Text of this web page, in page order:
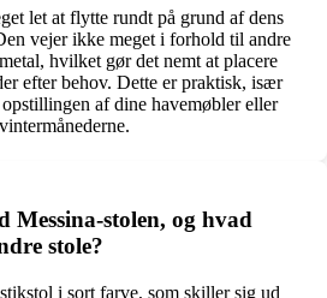
let at flytte rundt på grund af dens
vejer ikke meget i forhold til andre
hvilket gør det nemt at placere
efter behov. Dette er praktisk, især
af dine havemøbler eller
Messina-stolen, og hvad
stole?
i sort farve, som skiller sig ud